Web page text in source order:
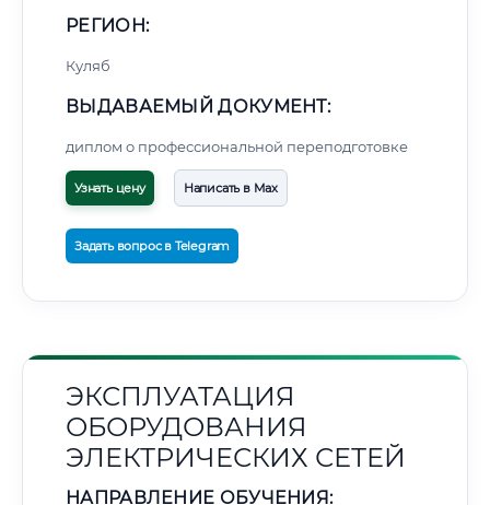
РЕГИОН:
Куляб
ВЫДАВАЕМЫЙ ДОКУМЕНТ:
диплом о профессиональной переподготовке
Узнать цену Написать в Max
Задать вопрос в Telegram
ЭКСПЛУАТАЦИЯ
ОБОРУДОВАНИЯ
ЭЛЕКТРИЧЕСКИХ СЕТЕЙ
НАПРАВЛЕНИЕ ОБУЧЕНИЯ: